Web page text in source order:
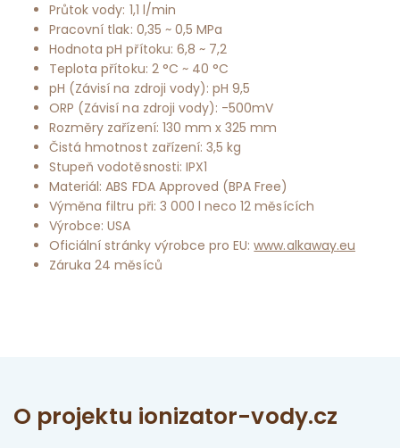
Průtok vody: 1,1 l/min
Pracovní tlak: 0,35 ~ 0,5 MPa
Hodnota pH přítoku: 6,8 ~ 7,2
Teplota přítoku: 2 °C ~ 40 °C
pH (Závisí na zdroji vody): pH 9,5
ORP (Závisí na zdroji vody): -500mV
Rozměry zařízení: 130 mm x 325 mm
Čistá hmotnost zařízení: 3,5 kg
Stupeň vodotěsnosti: IPX1
Materiál: ABS FDA Approved (BPA Free)
Výměna filtru při: 3 000 l neco 12 měsících
Výrobce: USA
Oficiální stránky výrobce pro EU:www.alkaway.eu
Záruka 24 měsíců
O projektu ionizator-vody.cz